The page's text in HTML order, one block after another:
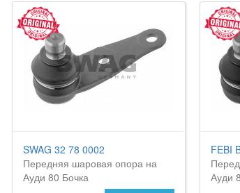
SWAG 32 78 0002
Передняя шаровая опора на
Ауди 80 Бочка
FEBI
Ауди